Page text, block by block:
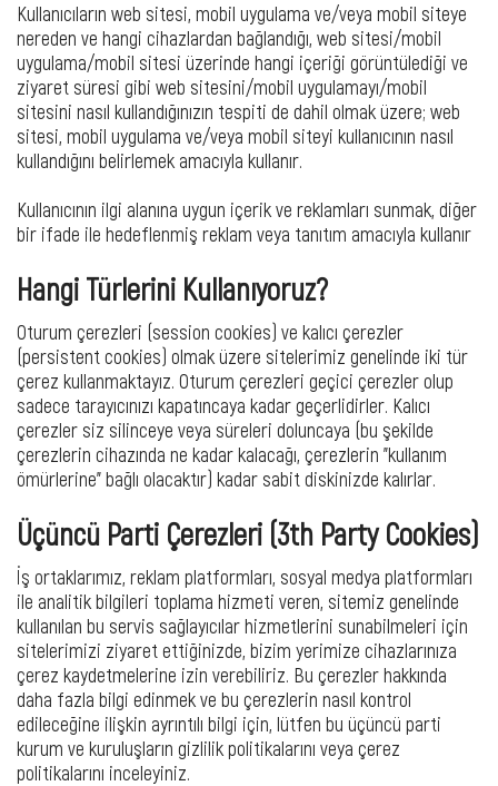
Kullanıcıların web sitesi, mobil uygulama ve/veya mobil siteye
nereden ve hangi cihazlardan bağlandığı, web sitesi/mobil
uygulama/mobil sitesi üzerinde hangi içeriği görüntülediği ve
ziyaret süresi gibi web sitesini/mobil uygulamayı/mobil
sitesini nasıl kullandığınızın tespiti de dahil olmak üzere; web
sitesi, mobil uygulama ve/veya mobil siteyi kullanıcının nasıl
kullandığını belirlemek amacıyla kullanır.
Kullanıcının ilgi alanına uygun içerik ve reklamları sunmak, diğer
bir ifade ile hedeflenmiş reklam veya tanıtım amacıyla kullanır
Hangi Türlerini Kullanıyoruz?
Oturum çerezleri (session cookies) ve kalıcı çerezler
(persistent cookies) olmak üzere sitelerimiz genelinde iki tür
çerez kullanmaktayız. Oturum çerezleri geçici çerezler olup
sadece tarayıcınızı kapatıncaya kadar geçerlidirler. Kalıcı
çerezler siz silinceye veya süreleri doluncaya (bu şekilde
çerezlerin cihazında ne kadar kalacağı, çerezlerin "kullanım
ömürlerine" bağlı olacaktır) kadar sabit diskinizde kalırlar.
Üçüncü Parti Çerezleri (3th Party Cookies)
İş ortaklarımız, reklam platformları, sosyal medya platformları
ile analitik bilgileri toplama hizmeti veren, sitemiz genelinde
kullanılan bu servis sağlayıcılar hizmetlerini sunabilmeleri için
sitelerimizi ziyaret ettiğinizde, bizim yerimize cihazlarınıza
çerez kaydetmelerine izin verebiliriz. Bu çerezler hakkında
daha fazla bilgi edinmek ve bu çerezlerin nasıl kontrol
edileceğine ilişkin ayrıntılı bilgi için, lütfen bu üçüncü parti
kurum ve kuruluşların gizlilik politikalarını veya çerez
politikalarını inceleyiniz.